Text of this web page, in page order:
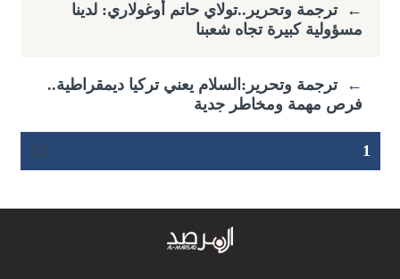
← ترجمة وتحرير..تولاي حاتم أوغولاري: لدينا
مسؤولية كبيرة تجاه شعبنا
← ترجمة وتحرير:السلام يعني تركيا ديمقراطية..
فرص مهمة ومخاطر جدية
1
2
3